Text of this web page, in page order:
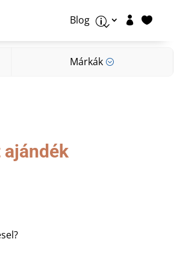
Blog p  
Márkák ;
Márkák;
ajándék